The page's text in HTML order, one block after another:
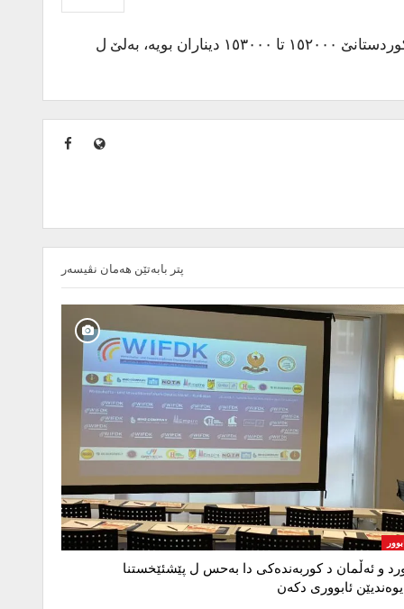
بهایێ دولاری بۆ ئەڤرۆ رۆژا ئەینی هەر چەندە بازارێ بورسێ یێ دائەخستیە، بەلێ لدویف ژێدەران هەر ١٠٠ دولار ل هەرێما کوردستانێ ١٥٢٠٠٠ تا ١٥٣٠٠٠ دیناران بویە، بەلێ ل
پتر بابەتێن هەمان نڤیسەر
و ئەڵمان د کوربەندەکی دا بەحس ل پێشئێخستنا
ئابووری دکەن